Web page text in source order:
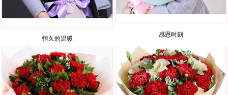
恒久的温暖
感恩时刻